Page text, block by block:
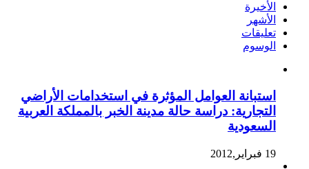
الأخيرة
الأشهر
تعليقات
الوسوم
استبانة العوامل المؤثرة في استخدامات الأراضي
التجارية: دراسة حالة مدينة الخبر بالمملكة العربية
السعودية
19 فبراير,2012